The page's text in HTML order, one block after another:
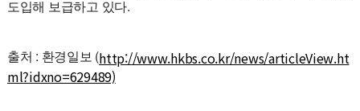
도입해 보급하고 있다.
출처 : 환경일보 (http://www.hkbs.co.kr/news/articleView.ht
ml?idxno=629489)